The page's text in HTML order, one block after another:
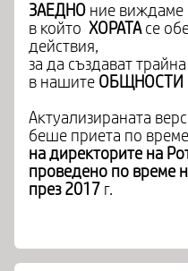
ЗАЕДНО ние виждаме
в който ХОРАТАсе
действия,
за да създават трайна
в нашите ОБЩНОСТИ
Актуализираната
беше приета по
на директорите на
проведено по време
през 2017 г.